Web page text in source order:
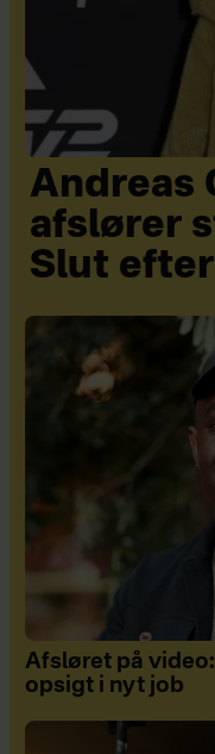
Andreas
afslører
Slut
Afsløret på
opsigt i nyt job